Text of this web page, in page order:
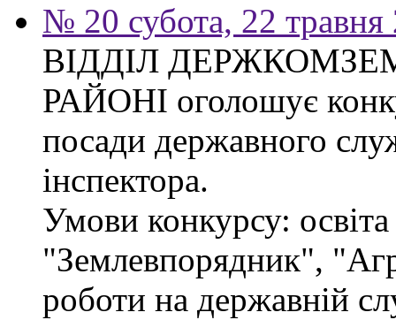
№ 20 субота, 22 травня
ВІДДІЛ
РАЙОНІ оголошує
посади державного
інспектора.
Умови конкурсу:
"Землевпорядник",
роботи на державній